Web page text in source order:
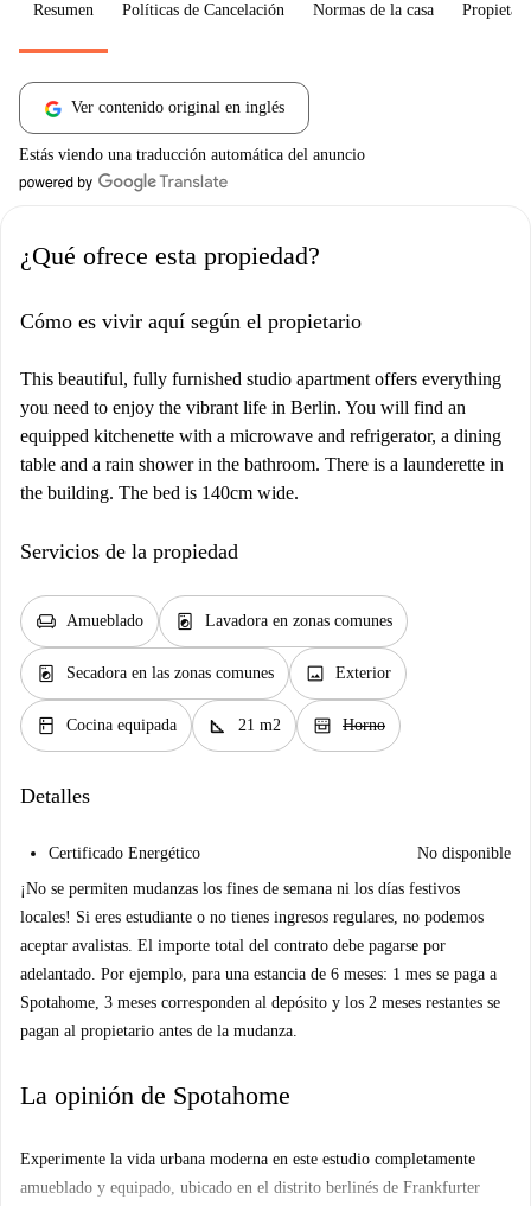
Resumen Políticas de Cancelación Normas de la casa
Ver contenido original en inglés
Estás viendo una traducción automática del anuncio
¿Qué ofrece esta propiedad?
Cómo es vivir aquí según el propietario
This beautiful, fully furnished studio apartment offers everything
you need to enjoy the vibrant life in Berlin. You will find an
equipped kitchenette with a microwave and refrigerator, a dining
table and a rain shower in the bathroom. There is a launderette in
the building. The bed is 140cm wide.
Servicios de la propiedad
chair Amueblado local_laundry_service Lavadora en zonas comunes
local_laundry_service Secadora en las zonas comunes image Exterior
kitchen Cocina equipada square_foot 21 m2 oven_gen Horno
Detalles
Certificado Energético
No disponible
¡No se permiten mudanzas los fines de semana ni los días festivos
locales! Si eres estudiante o no tienes ingresos regulares, no podemos
aceptar avalistas. El importe total del contrato debe pagarse por
adelantado. Por ejemplo, para una estancia de 6 meses: 1 mes se paga a
Spotahome, 3 meses corresponden al depósito y los 2 meses restantes se
pagan al propietario antes de la mudanza.
La opinión de Spotahome
Experimente la vida urbana moderna en este estudio completamente
amueblado y equipado, ubicado en el distrito berlinés de Frankfurter